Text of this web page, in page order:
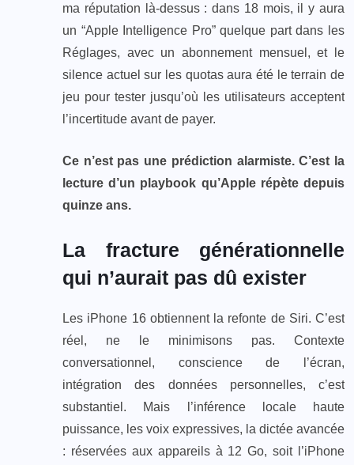
ma réputation là-dessus : dans 18 mois, il y aura
un “Apple Intelligence Pro” quelque part dans les
Réglages, avec un abonnement mensuel, et le
silence actuel sur les quotas aura été le terrain de
jeu pour tester jusqu’où les utilisateurs acceptent
l’incertitude avant de payer.
Ce n’est pas une prédiction alarmiste. C’est la
lecture d’un playbook qu’Apple répète depuis
quinze ans.
La fracture générationnelle
qui n’aurait pas dû exister
Les iPhone 16 obtiennent la refonte de Siri. C’est
réel, ne le minimisons pas. Contexte
conversationnel, conscience de l’écran,
intégration des données personnelles, c’est
substantiel. Mais l’inférence locale haute
puissance, les voix expressives, la dictée avancée
: réservées aux appareils à 12 Go, soit l’iPhone